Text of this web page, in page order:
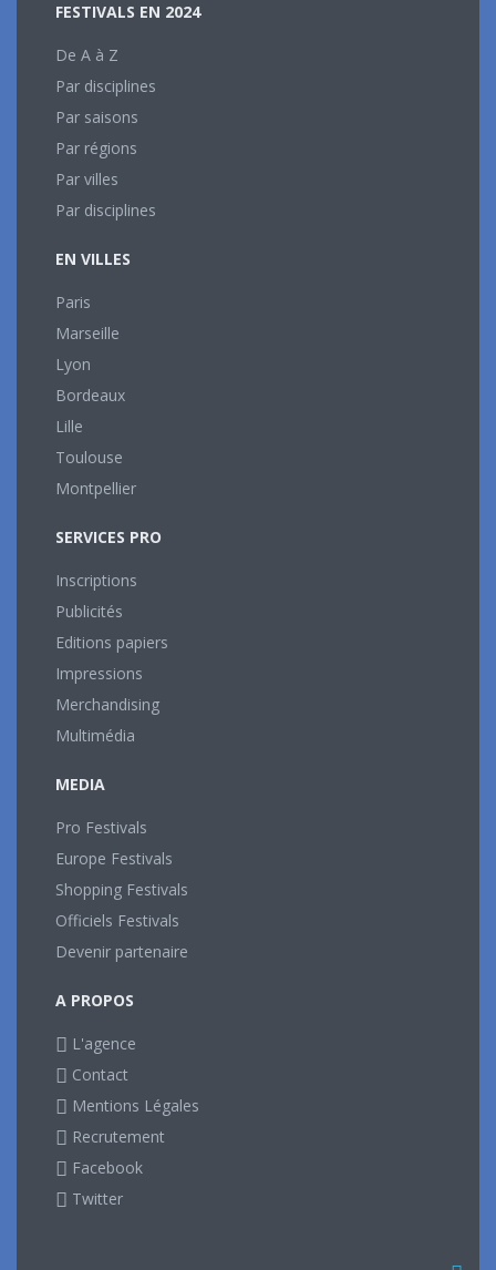
FESTIVALS EN 2024
De A à Z
Par disciplines
Par saisons
Par régions
Par villes
Par disciplines
EN VILLES
Paris
Marseille
Lyon
Bordeaux
Lille
Toulouse
Montpellier
SERVICES PRO
Inscriptions
Publicités
Editions papiers
Impressions
Merchandising
Multimédia
MEDIA
Pro Festivals
Europe Festivals
Shopping Festivals
Officiels Festivals
Devenir partenaire
A PROPOS
L'agence
Contact
Mentions Légales
Recrutement
Facebook
Twitter